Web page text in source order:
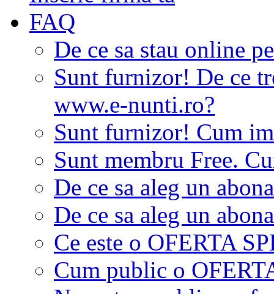
FAQ
De ce sa stau online
Sunt furnizor! De ce
www.e-nunti.ro?
Sunt furnizor! Cum
Sunt membru Free.
De ce sa aleg un
De ce sa aleg un
Ce este o OFERTA
Cum public o